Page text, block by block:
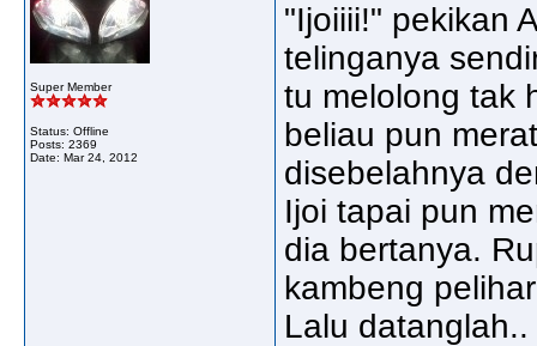
Super Member
Status: Offline
Posts: 2369
Date: Mar 24, 2012
"Ijoiiii!" pekikan
telinganya
tu melolong tak
beliau pun
disebelahnya
Ijoi tapai pun
dia bertanya.
kambeng
Lalu datanglah..